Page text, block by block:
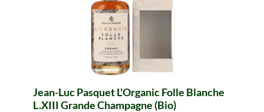
Jean-Luc Pasquet L'Organic Folle Blanche
L.XIII Grande Champagne (Bio)